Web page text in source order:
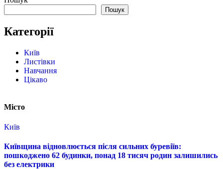
Пошук
Категорії
Київ
Листівки
Навчання
Цікаво
Місто
Київ
Київщина відновлюється після сильних буревіїв:
пошкоджено 62 будинки, понад 18 тисяч родин залишились
без електрики